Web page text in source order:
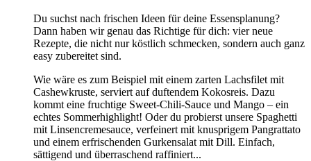
Du suchst nach frischen Ideen für deine Essensplanung?
Dann haben wir genau das Richtige für dich: vier neue
Rezepte, die nicht nur köstlich schmecken, sondern auch ganz
easy zubereitet sind.
Wie wäre es zum Beispiel mit einem zarten Lachsfilet mit
Cashewkruste, serviert auf duftendem Kokosreis. Dazu
kommt eine fruchtige Sweet-Chili-Sauce und Mango – ein
echtes Sommerhighlight! Oder du probierst unsere Spaghetti
mit Linsencremesauce, verfeinert mit knusprigem Pangrattato
und einem erfrischenden Gurkensalat mit Dill. Einfach,
sättigend und überraschend raffiniert...